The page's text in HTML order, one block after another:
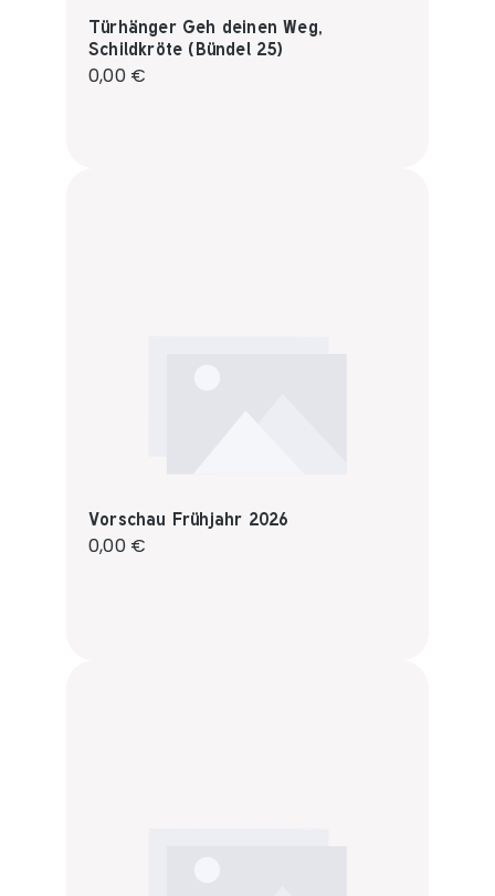
Türhänger Geh deinen Weg,
Schildkröte (Bündel 25)
Regulärer Preis:
0,00 €
Vorschau Frühjahr 2026
Regulärer Preis:
0,00 €